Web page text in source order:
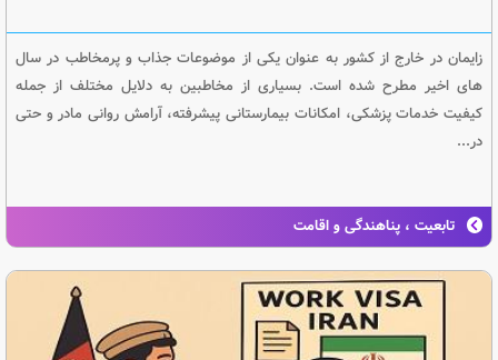
زایمان در خارج از کشور به عنوان یکی از موضوعات جذاب و پرمخاطب در سال
های اخیر مطرح شده است. بسیاری از مخاطبین به دلایل مختلف از جمله
کیفیت خدمات پزشکی، امکانات بیمارستانی پیشرفته، آرامش روانی مادر و حتی
در...
تابعیت ، پناهندگی و اقامت